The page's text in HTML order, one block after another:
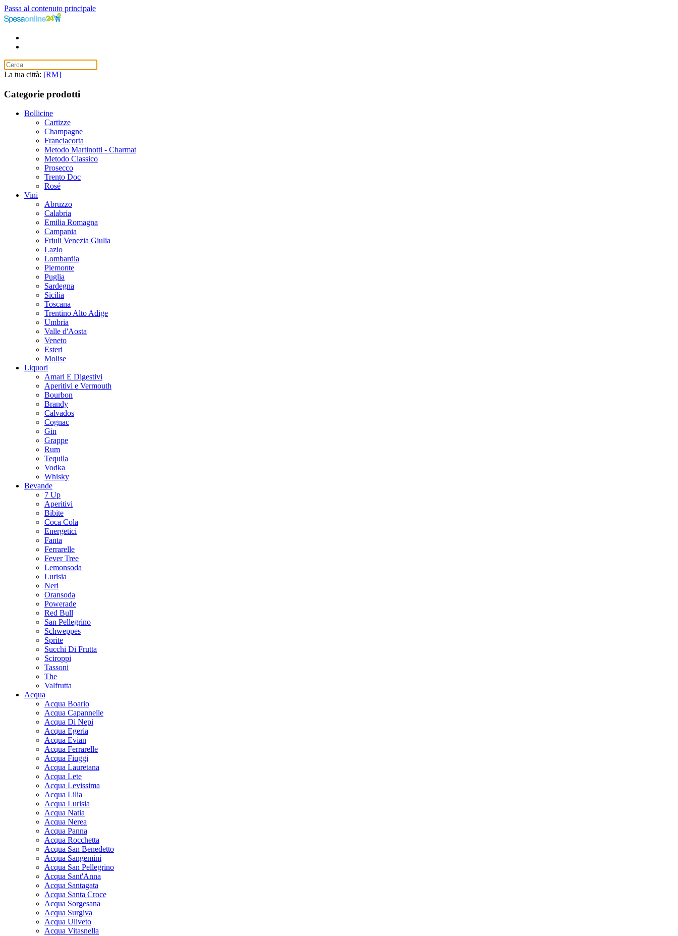
Passa al contenuto principale
La tua città: [RM]
Categorie prodotti
Bollicine
Cartizze
Champagne
Franciacorta
Metodo Martinotti - Charmat
Metodo Classico
Prosecco
Trento Doc
Rosé
Vini
Abruzzo
Calabria
Emilia Romagna
Campania
Friuli Venezia Giulia
Lazio
Lombardia
Piemonte
Puglia
Sardegna
Sicilia
Toscana
Trentino Alto Adige
Umbria
Valle d'Aosta
Veneto
Esteri
Molise
Liquori
Amari E Digestivi
Aperitivi e Vermouth
Bourbon
Brandy
Calvados
Cognac
Gin
Grappe
Rum
Tequila
Vodka
Whisky
Bevande
7 Up
Aperitivi
Bibite
Coca Cola
Energetici
Fanta
Ferrarelle
Fever Tree
Lemonsoda
Lurisia
Neri
Oransoda
Powerade
Red Bull
San Pellegrino
Schweppes
Sprite
Succhi Di Frutta
Sciroppi
Tassoni
The
Valfrutta
Acqua
Acqua Boario
Acqua Capannelle
Acqua Di Nepi
Acqua Egeria
Acqua Evian
Acqua Ferrarelle
Acqua Fiuggi
Acqua Lauretana
Acqua Lete
Acqua Levissima
Acqua Lilia
Acqua Lurisia
Acqua Natia
Acqua Nerea
Acqua Panna
Acqua Rocchetta
Acqua San Benedetto
Acqua Sangemini
Acqua San Pellegrino
Acqua Sant'Anna
Acqua Santagata
Acqua Santa Croce
Acqua Sorgesana
Acqua Surgiva
Acqua Uliveto
Acqua Vitasnella